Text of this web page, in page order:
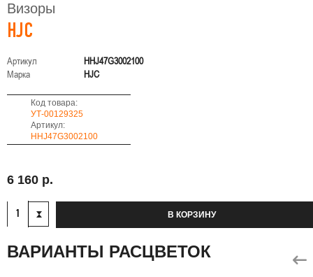
Визоры
HJC
Артикул
HHJ47G3002100
Марка
HJC
Код товара:
УТ-00129325
Артикул:
HHJ47G3002100
6 160 р.
В КОРЗИНУ
ВАРИАНТЫ РАСЦВЕТОК